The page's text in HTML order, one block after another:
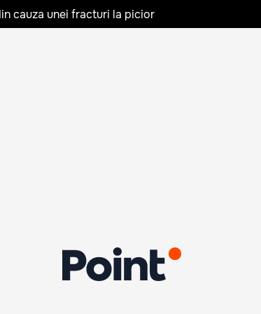
cauza unei fracturi la picior